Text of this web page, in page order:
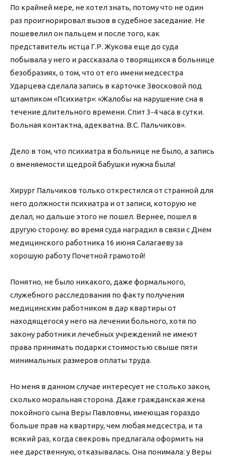
По крайней мере, не хотел знать, потому что не один
раз проигнорировал вызов в судебное заседание. Не
пошевелил он пальцем и после того, как
представитель истца Г.Р. Жукова еще до суда
побывала у него и рассказала о творящихся в больнице
безобразиях, о том, что от его имени медсестра
Ударцева сделала запись в карточке Звосковой под
штампиком «Психиатр»: «Жалобы на нарушение сна в
течение длительного времени. Спит 3-4 часа в сутки.
Больная контактна, адекватна. В.С. Пальчиков».
Дело в том, что психиатра в больнице не было, а запись
о вменяемости щедрой бабушки нужна была!
Хирург Пальчиков только открестился от странной для
него должности психиатра и от записи, которую не
делал, но дальше этого не пошел. Вернее, пошел в
другую сторону: во время суда наградил в связи с Днем
медицинского работника 16 июня Салагаеву за
хорошую работу Почетной грамотой!
Понятно, не было никакого, даже формального,
служебного расследования по факту получения
медицинским работником в дар квартиры от
находящегося у него на лечении больного, хотя по
закону работники лечебных учреждений не имеют
права принимать подарки стоимостью свыше пяти
минимальных размеров оплаты труда.
Но меня в данном случае интересует не столько закон,
сколько моральная сторона. Даже гражданская жена
покойного сына Веры Павловны, имеющая гораздо
больше прав на квартиру, чем любая медсестра, и та
всякий раз, когда свекровь предлагала оформить на
нее дарственную, отказывалась. Она понимала: у Веры